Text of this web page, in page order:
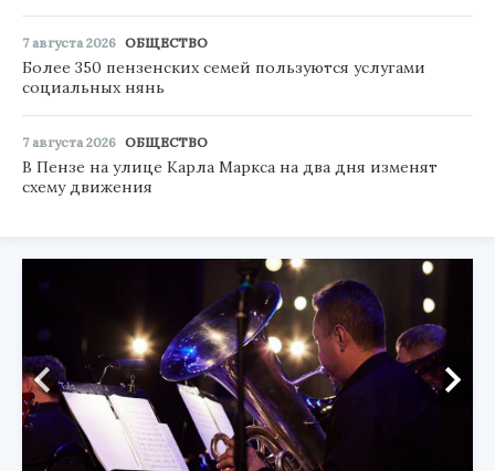
7 августа 2026 ОБЩЕСТВО
Более 350 пензенских семей пользуются услугами
социальных нянь
7 августа 2026 ОБЩЕСТВО
В Пензе на улице Карла Маркса на два дня изменят
схему движения